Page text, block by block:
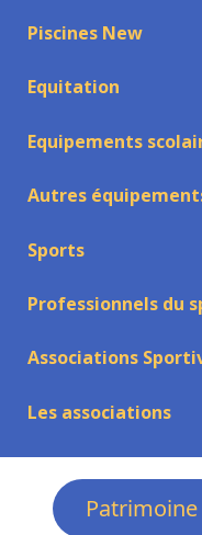
Piscines New
Equitation
Equipements
Autres
Sports
Professionnels du
Associations
Les associations
Patrimoine